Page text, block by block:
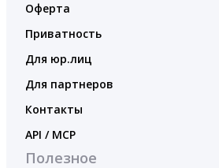
Оферта
Приватность
Для юр.лиц
Для партнеров
Контакты
API / MCP
Полезное